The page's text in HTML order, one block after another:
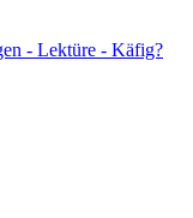
- Lektüre - Käfig?